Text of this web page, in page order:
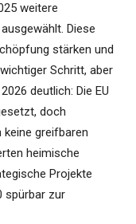
weitere
Diese
stärken und
Schritt, aber
deutlich: Die EU
doch
greifbaren
heimische
Projekte
spürbar zur